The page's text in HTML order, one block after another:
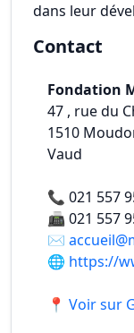
dans leur
Contact
Fondation
47 , rue du
1510
Vaud
📞 021 557
📠021 557
✉️
🌐 https://
📍 Voir sur